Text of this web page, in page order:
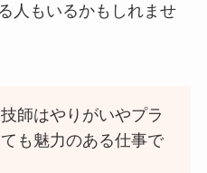
人もいるかもしれませ
師はやりがいやプラ
も魅力のある仕事で